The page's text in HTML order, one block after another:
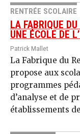
RENTRÉE SCOLAIRE
LA FABRIQUE DU
UNE ÉCOLE DE
Patrick Mallet
La Fabrique du
propose aux
programmes
d’analyse et de
établissements